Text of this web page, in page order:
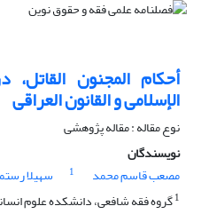
أحکام المجنون
الإسلامی و القانون العراقی
نوع مقاله : مقاله پژوهشی
نویسندگان
مصعب قاسم محمد
1 سهیلا
1گروه فقه شافعی، دانشکده علوم